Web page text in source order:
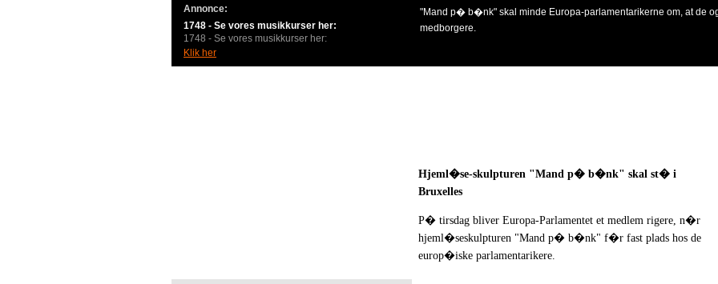
Annonce:
1748 - Se vores musikkurser her:
1748 - Se vores musikkurser her:
Klik her
"Mand p� b�nk" skal minde Europa-parlamentarikerne om, at de
medborgere.
Hjeml�se-skulpturen "Mand p� b�nk" skal st� i
Bruxelles
P� tirsdag bliver Europa-Parlamentet et medlem rigere, n�r
hjeml�seskulpturen "Mand p� b�nk" f�r fast plads hos de
europ�iske parlamentarikere.